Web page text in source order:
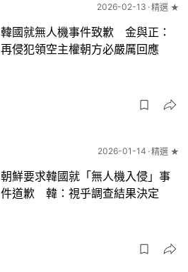
2026-02-13 精選 ★
韓國就無人機事件致歉 金與正：
再侵犯領空主權朝方必嚴厲回應
2026-01-14 精選 ★
朝鮮要求韓國就「無人機入侵」事
件道歉 韓：視乎調查結果決定